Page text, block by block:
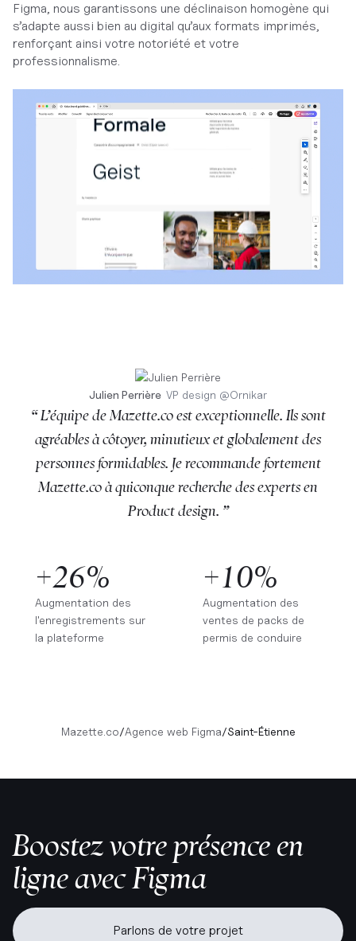
Figma, nous garantissons une déclinaison homogène qui
s’adapte aussi bien au digital qu’aux formats imprimés,
renforçant ainsi votre notoriété et votre
professionnalisme.
Julien Perrière VP design @Ornikar
“ L’équipe de Mazette.co est exceptionnelle. Ils sont
agréables à côtoyer, minutieux et globalement des
personnes formidables. Je recommande fortement
Mazette.co à quiconque recherche des experts en
Product design. ”
+26%
Augmentation des
l'enregistrements sur
la plateforme
+10%
Augmentation des
ventes de packs de
permis de conduire
Mazette.co/Agence web Figma/Saint-Étienne
Boostez votre présence en
ligne avec Figma
Parlons de votre projet